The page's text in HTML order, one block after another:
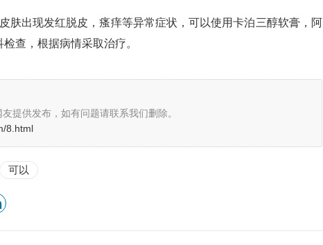
肤出现发红脱皮，瘙痒等异常症状，可以使用卡泊三醇软膏，阿
查，根据病情采取治疗。
友提供发布，如有问题请联系我们删除。
8.html
可以